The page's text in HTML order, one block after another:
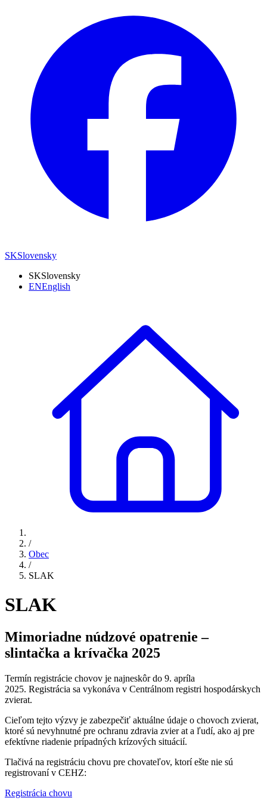
SKSlovensky
SKSlovensky
ENEnglish
/
Obec
/
SLAK
SLAK
Mimoriadne núdzové opatrenie –
slintačka a krívačka 2025
Termín registrácie chovov je najneskôr do 9. apríla
2025. Registrácia sa vykonáva v Centrálnom registri hospodárskych
zvierat.
Cieľom tejto výzvy je zabezpečiť aktuálne údaje o chovoch zvierat,
ktoré sú nevyhnutné pre ochranu zdravia zvier at a ľudí, ako aj pre
efektívne riadenie prípadných krízových situácií.
Tlačivá na registráciu chovu pre chovateľov, ktorí ešte nie sú
registrovaní v CEHZ:
Registrácia chovu